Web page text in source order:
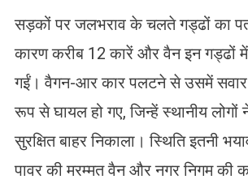
सड़कों पर जलभराव के चलते गड्ढों का
कारण करीब 12 कारें और वैन इन
गईं। वैगन-आर कार पलटने से उसमें सवार
रूप से घायल हो गए, जिन्हें स्थानीय
सुरक्षित बाहर निकाला। स्थिति इतनी
पावर की मरम्मत वैन और नगर निगम की